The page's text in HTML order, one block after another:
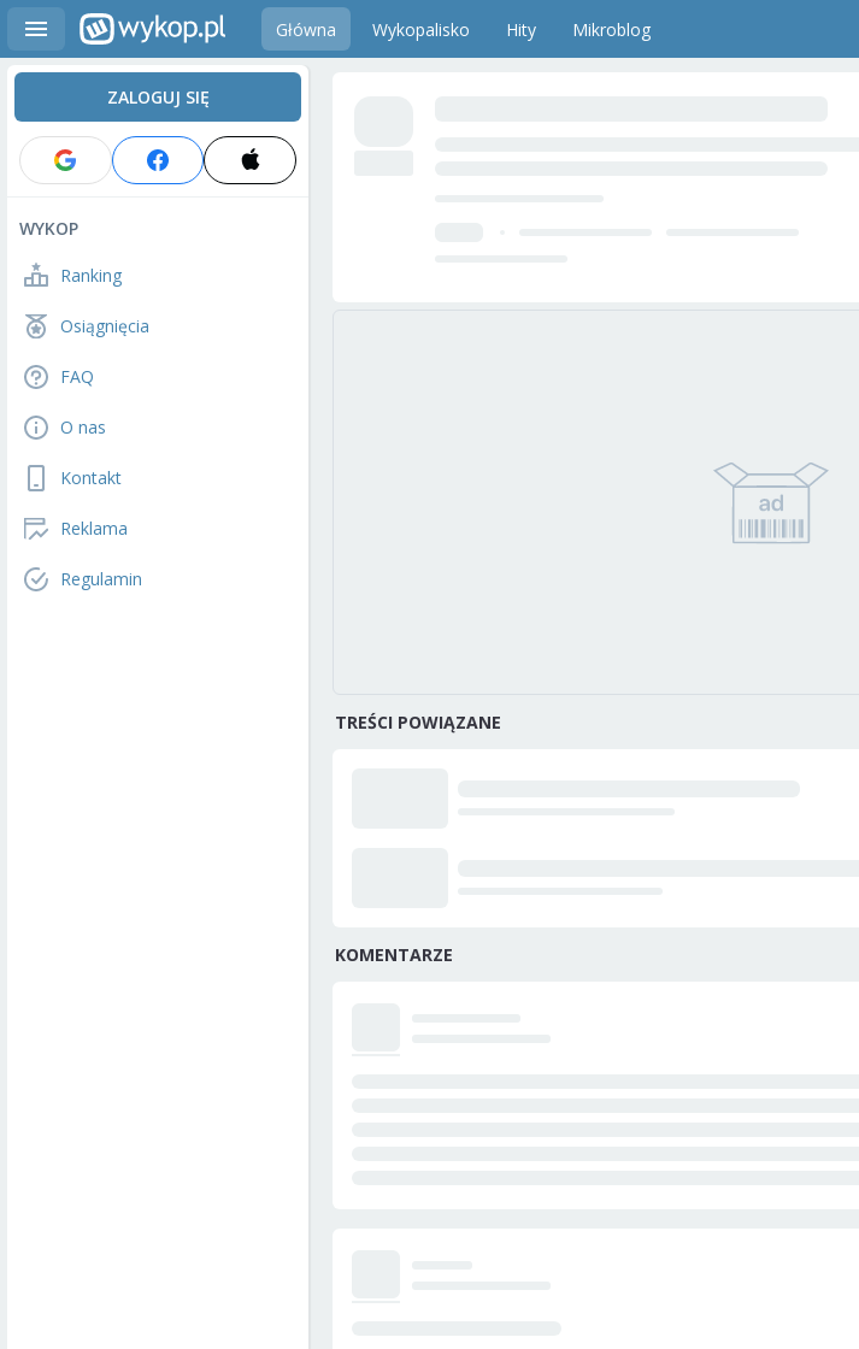
Główna Wykopalisko Hity Mikroblog
ZALOGUJ SIĘ
WYKOP
Ranking
Osiągnięcia
FAQ
O nas
Kontakt
Reklama
Regulamin
TREŚCI POWIĄZANE
KOMENTARZE